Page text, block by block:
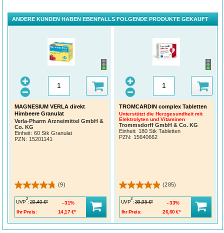
ANDERE KUNDEN HABEN EBENFALLS FOLGENDE PRODUKTE GEKAUFT
MAGNESIUM VERLA direkt
Himbeere Granulat
Verla-Pharm Arzneimittel GmbH &
Co. KG
Einheit: 60 Stk Granulat
PZN: 15201141
(9)
UVP
2
: 20,40 €*
Ihr Preis:
14,17 €*
31%
TROMCARDIN complex Tabletten
Unterstützt die Herzgesundheit mit
Elektrolyten und Vitaminen
Trommsdorff GmbH & Co. KG
Einheit: 180 Stk Tabletten
PZN: 15640662
(285)
UVP
2
: 39,95 €*
Ihr Preis:
26,60 €*
33%